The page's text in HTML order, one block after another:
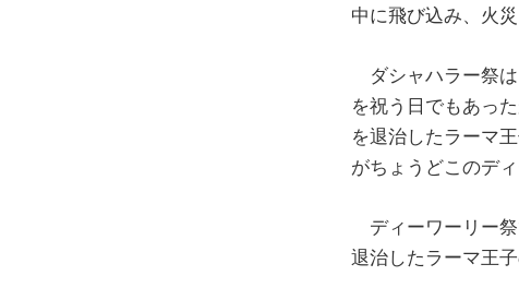
中に飛び込み、火
ダシャハラー祭
を祝う日でもあっ
を退治したラーマ
がちょうどこのデ
ディーワーリー
退治したラーマ王